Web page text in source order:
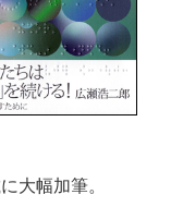
大幅加筆。